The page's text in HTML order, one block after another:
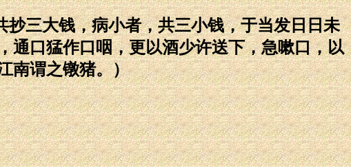
三大钱，病小者，共三小钱，于当发日日未
通口猛作口咽，更以酒少许送下，急嗽口，以
南谓之镦猪。）